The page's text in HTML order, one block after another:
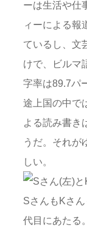
ーは生活や仕
ィーによる報
ているし、文
けで、ビルマ
字率は89.7パ
途上国の中で
よる読み書き
うだ。それが
しい。
SさんもKさ
代目にあたる